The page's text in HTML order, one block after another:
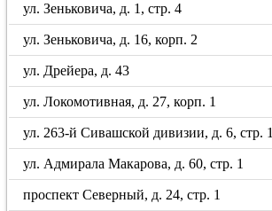
ул. Зеньковича, д. 1, стр. 4
ул. Зеньковича, д. 16, корп. 2
ул. Дрейера, д. 43
ул. Локомотивная, д. 27, корп. 1
ул. 263-й Сивашской дивизии, д. 6, стр. 1
ул. Адмирала Макарова, д. 60, стр. 1
проспект Северный, д. 24, стр. 1